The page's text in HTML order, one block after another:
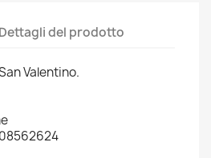
Dettagli del prodotto
Valentino.